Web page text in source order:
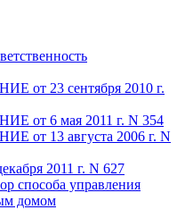
от 23 сентября 2010 г.
от 6 мая 2011 г. N 354
от 13 августа 2006 г. N
2011 г. N 627
способа управления
домом